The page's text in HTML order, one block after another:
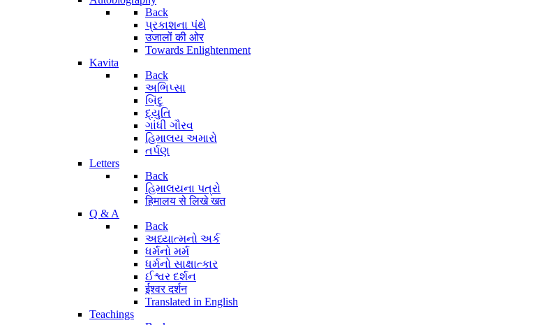
Back
પ્રકાશના પંથે
उजालों की ओर
Towards Enlightenment
Kavita
Back
અભિપ્સા
બિંદુ
દ્યુતિ
ગાંધી ગૌરવ
હિમાલય અમારો
તર્પણ
Letters
Back
હિમાલયના પત્રો
हिमालय से लिखे खत
Q & A
Back
અધ્યાત્મનો અર્ક
ધર્મનો મર્મ
ધર્મનો સાક્ષાત્કાર
ઈશ્વર દર્શન
ईश्वर दर्शन
Translated in English
Teachings